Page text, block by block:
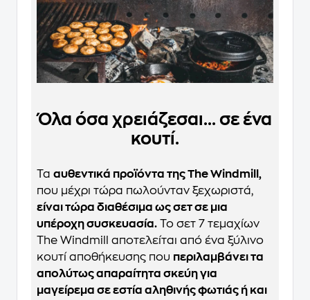
Όλα όσα χρειάζεσαι... σε ένα
κουτί.
Τα αυθεντικά προϊόντα της The Windmill,
που μέχρι τώρα πωλούνταν ξεχωριστά,
είναι τώρα διαθέσιμα ως σετ σε μια
υπέροχη συσκευασία. Το σετ 7 τεμαχίων
The Windmill αποτελείται από ένα ξύλινο
κουτί αποθήκευσης που περιλαμβάνει τα
απολύτως απαραίτητα σκεύη για
μαγείρεμα σε εστία αληθινής φωτιάς ή και